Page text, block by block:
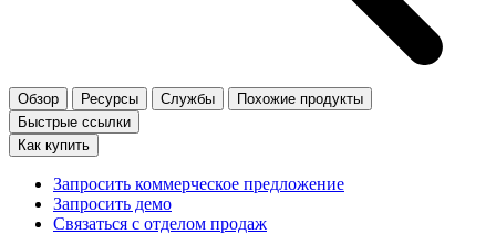
Обзор Ресурсы Службы
Похожие продукты
Быстрые ссылки
Как купить
Запросить коммерческое предложение
Запросить демо
Связаться с отделом продаж